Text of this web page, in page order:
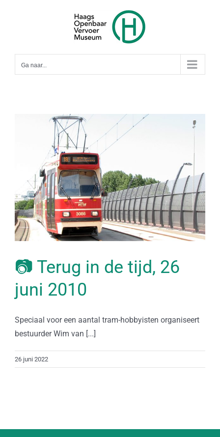
Ga naar...
📷 Terug in de tijd, 26
juni 2010
Speciaal voor een aantal tram-hobbyisten organiseert
bestuurder Wim van [...]
26 juni 2022